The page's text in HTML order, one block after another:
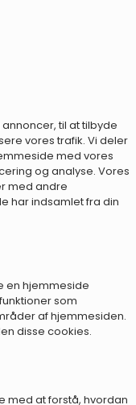
til at tilbyde
vores trafik. Vi deler
med vores
og analyse. Vores
med andre
har indsamlet fra din
en hjemmeside
som
af hjemmesiden.
disse cookies.
med at forstå, hvordan